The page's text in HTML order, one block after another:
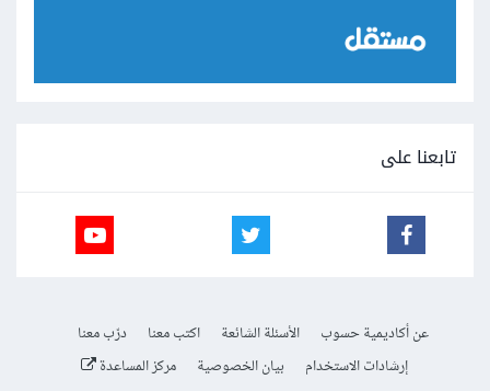
تابعنا على
عن أكاديمية حسوب الأسئلة الشائعة اكتب معنا
درّب معنا
إرشادات الاستخدام
بيان الخصوصية مركز المساعدة